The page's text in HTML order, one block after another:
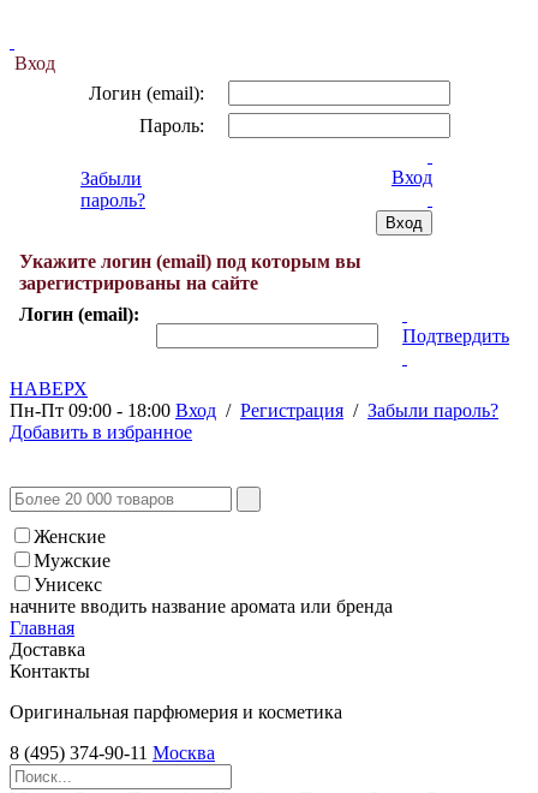
Вход
Логин (email):
Пароль:
Забыли
пароль?
Вход
Укажите логин (email) под которым вы
зарегистрированы на сайте
Логин (email):
Подтвердить
НАВЕРХ
Пн-Пт 09:00 - 18:00 Вход / Регистрация / Забыли пароль?
Добавить в избранное
Женские
Мужские
Унисекс
начните вводить название аромата или бренда
Главная
Доставка
Контакты
Оригинальная парфюмерия и косметика
8 (495) 374-90-11 Москва